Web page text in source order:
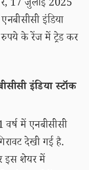
17 जुलाई 2025
इंडिया
के रेंज में ट्रेड कर
इंडिया स्टॉक
में एनबीसीसी
देखी गई है.
इस शेयर में